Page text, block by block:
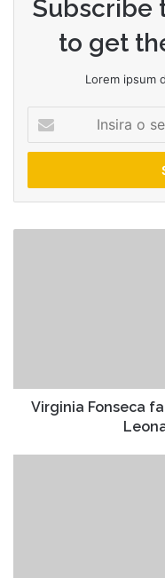
Subscribe
to get
Lorem ipsum
seu
de
email
Vini
Virginia Fonseca